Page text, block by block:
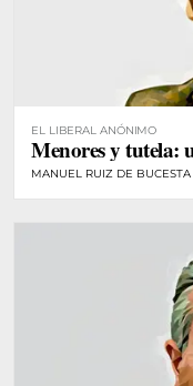
EL LIBERAL ANÓNIMO
Menores y tutela:
MANUEL RUIZ DE BUCESTA